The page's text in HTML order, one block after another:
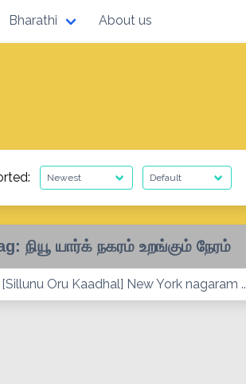
Bharathi About us
நியூ யார்க் நகரம் உறங்கும் நேரம்
[Sillunu Oru Kaadhal] New York nagaram ..